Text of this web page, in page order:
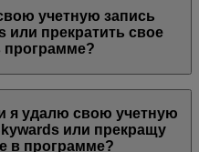
будут приходить
за обработку
согласнополитике
учетную запись
или прекратить свое
программе?
участие в программе в
я удалю свою учетную
или прекращу
в программе?